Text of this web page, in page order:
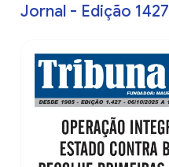
Jornal - Edição 1427